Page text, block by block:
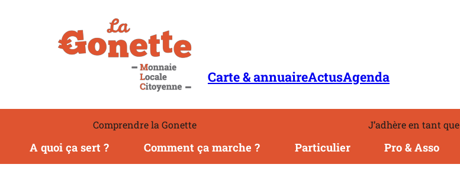
Carte & annuaireActusAgenda
Comprendre la Gonette
A quoi ça sert ? Comment ça marche ?
J’adhère en tant que
Particulier Pro & Asso